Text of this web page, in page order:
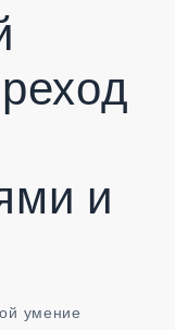
и
умение